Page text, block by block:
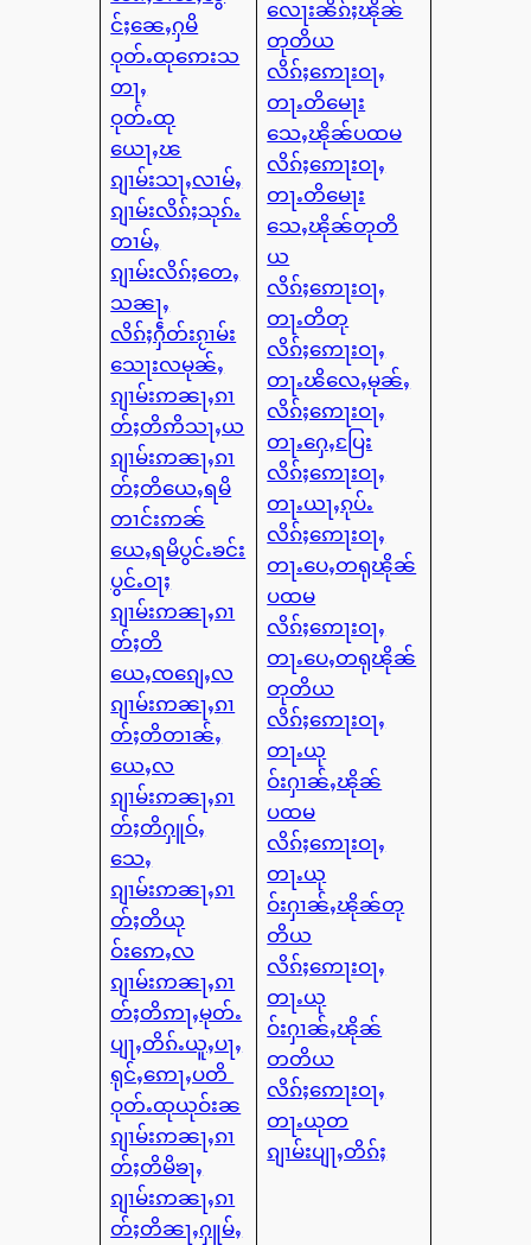
င်ႈၼေႇႁမိ
ဝုတ်ႉထုဢေးသ
တႃႇ
ဝုတ်ႉထု
ယေႃႇၽ
ၵျၢမ်းသႃႇလၢမ်ႇ
ၵျၢမ်းလိၵ်ႈသုၵ်ႉ
တၢမ်ႇ
ၵျၢမ်းလိၵ်ႈတေႇ
သၼႃႇ
လိၵ်ႈႁဵတ်းၵႂၢမ်း
သေႃးလမုၼ်ႇ
ၵျၢမ်းဢၼႃႇၵၢ
တ်ႈတိဢိသႃႇယ
ၵျၢမ်းဢၼႃႇၵၢ
တ်ႈတိယေႇရမိ
တၢင်းဢၼ်
ယေႇရမိပွင်ႉၶင်း
ပွင်ႉဝႃႈ
ၵျၢမ်းဢၼႃႇၵၢ
တ်ႈတိ
ယေႇၸၵျေႇလ
ၵျၢမ်းဢၼႃႇၵၢ
တ်ႈတိတၢၼ်ႇ
ယေႇလ
ၵျၢမ်းဢၼႃႇၵၢ
တ်ႈတိႁူဝ်ႇ
သေႇ
ၵျၢမ်းဢၼႃႇၵၢ
တ်ႈတိယု
ဝ်းဢေႇလ
ၵျၢမ်းဢၼႃႇၵၢ
တ်ႈတိဢႃႇမုတ်ႉ
ပျႃႇတိၵ်ႉယူႇပႃႇ
ရုင်ႇဢေႃႇပတိ
ဝုတ်ႉထုယုဝ်းၼ
ၵျၢမ်းဢၼႃႇၵၢ
တ်ႈတိမိၶႃႇ
ၵျၢမ်းဢၼႃႇၵၢ
တ်ႈတိၼႃႇႁူမ်ႇ
လေႃးၼိၵ်ႈၽိုၼ်
တုတိယ
လိၵ်ႈဢေႃးဝႃႇ
တႃႉတိမေႃး
သေႇၽိုၼ်ပထမ
လိၵ်ႈဢေႃးဝႃႇ
တႃႉတိမေႃး
သေႇၽိုၼ်တုတိ
ယ
လိၵ်ႈဢေႃးဝႃႇ
တႃႉတိတု
လိၵ်ႈဢေႃးဝႃႇ
တႃႉၽိလေႇမုၼ်ႇ
လိၵ်ႈဢေႃးဝႃႇ
တႃႉႁေႇပြႄး
လိၵ်ႈဢေႃးဝႃႇ
တႃႉယႃႇၵုပ်ႉ
လိၵ်ႈဢေႃးဝႃႇ
တႃႉပေႇတရုၽိုၼ်
ပထမ
လိၵ်ႈဢေႃးဝႃႇ
တႃႉပေႇတရုၽိုၼ်
တုတိယ
လိၵ်ႈဢေႃးဝႃႇ
တႃႉယု
ဝ်းႁၢၼ်ႇၽိုၼ်
ပထမ
လိၵ်ႈဢေႃးဝႃႇ
တႃႉယု
ဝ်းႁၢၼ်ႇၽိုၼ်တု
တိယ
လိၵ်ႈဢေႃးဝႃႇ
တႃႉယု
ဝ်းႁၢၼ်ႇၽိုၼ်
တတိယ
လိၵ်ႈဢေႃးဝႃႇ
တႃႉယုတ
ၵျၢမ်းပျႃႇတိၵ်ႈ